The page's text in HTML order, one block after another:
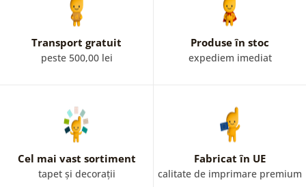
Transport gratuit
peste 500,00 lei
Produse în stoc
expediem imediat
Cel mai vast sortiment
tapet și decorații
Fabricat în UE
calitate de imprimare premium